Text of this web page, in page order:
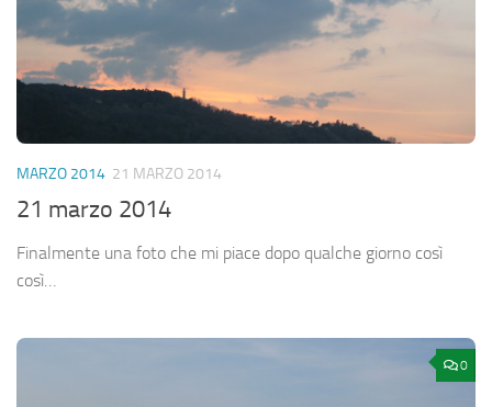
MARZO 2014 21 MARZO 2014
21 marzo 2014
Finalmente una foto che mi piace dopo qualche giorno così
così…
0